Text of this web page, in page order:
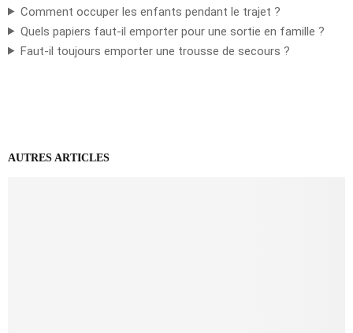
Comment occuper les enfants pendant le trajet ?
Quels papiers faut-il emporter pour une sortie en famille ?
Faut-il toujours emporter une trousse de secours ?
AUTRES ARTICLES